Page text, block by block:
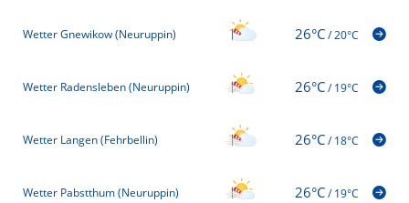
Wetter Gnewikow (Neuruppin) 26°C/20°C
Wetter Radensleben (Neuruppin) 26°C/19°C
Wetter Langen (Fehrbellin) 26°C/18°C
Wetter Pabstthum (Neuruppin) 26°C/19°C